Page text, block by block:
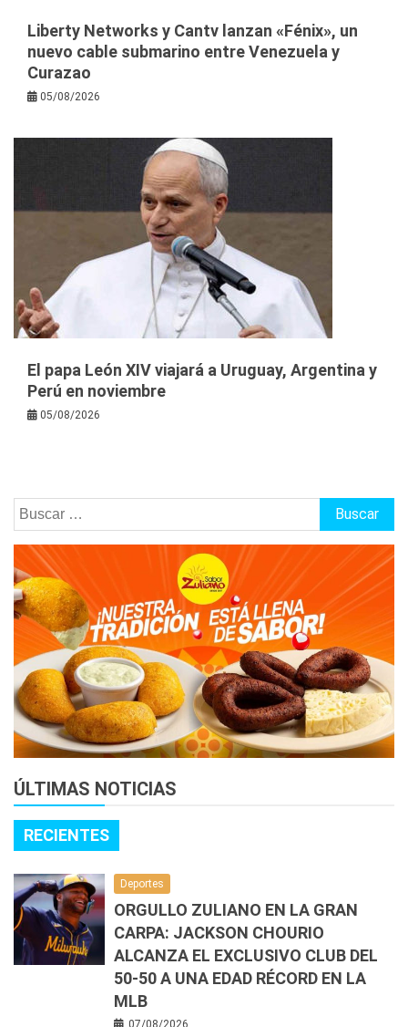
Liberty Networks y Cantv lanzan «Fénix», un
nuevo cable submarino entre Venezuela y
Curazao
05/08/2026
El papa León XIV viajará a Uruguay, Argentina y
Perú en noviembre
05/08/2026
Buscar:
ÚLTIMAS NOTICIAS
RECIENTES
Deportes
ORGULLO ZULIANO EN LA GRAN
CARPA: JACKSON CHOURIO
ALCANZA EL EXCLUSIVO CLUB DEL
50-50 A UNA EDAD RÉCORD EN LA
MLB
07/08/2026